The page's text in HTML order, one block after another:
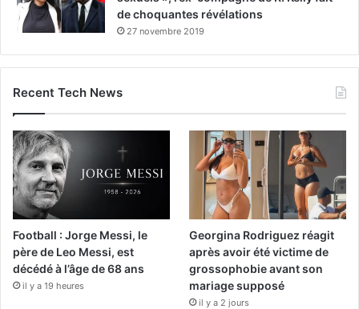
de choquantes révélations
27 novembre 2019
Recent Tech News
Football : Jorge Messi, le
père de Leo Messi, est
décédé à l’âge de 68 ans
il y a 19 heures
Georgina Rodriguez réagit
après avoir été victime de
grossophobie avant son
mariage supposé
il y a 2 jours